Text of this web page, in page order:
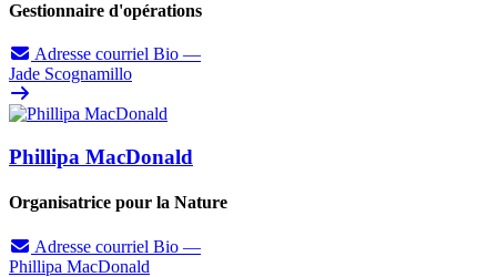
Gestionnaire d'opérations
Adresse courriel Bio —
Jade Scognamillo
Phillipa MacDonald
Organisatrice pour la Nature
Adresse courriel Bio —
Phillipa MacDonald